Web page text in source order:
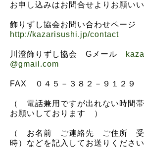
お申し込みはお問合せよりお願いい
飾りずし協会お問い合わせページ
http://kazarisushi.jp/contact
川澄飾りずし協会 Gメール
@gmail.com
FAX ０４５－３８２－９１２９
（ 電話兼用ですが出れない時間
お願いしております ）
（ お名前 ご連絡先 ご住所 受
時）などを記入してお送りくださ